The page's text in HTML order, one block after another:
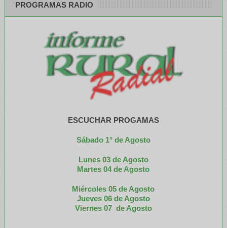
PROGRAMAS RADIO
ESCUCHAR PROGAMAS
Sábado 1° de Agosto
Lunes 03 de Agosto
Martes 04 de Agosto
Miércoles 05 de Agosto
Jueves 06 de Agosto
Viernes 07 de Agosto